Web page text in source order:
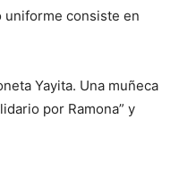
uniforme consiste en
Yayita. Una muñeca
por Ramona” y